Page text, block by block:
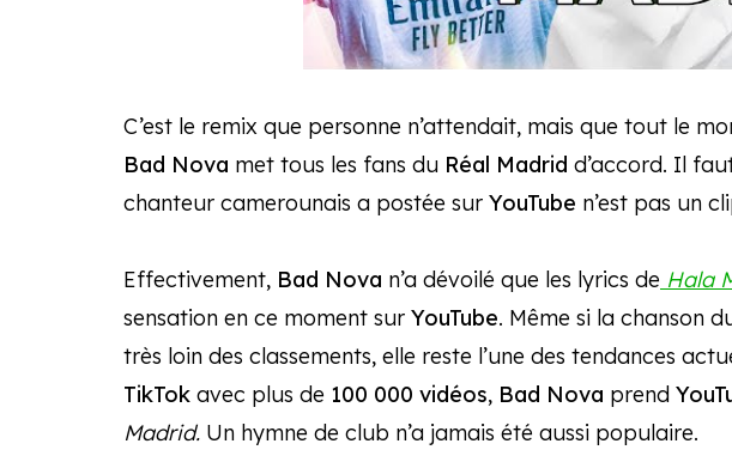
C’est le remix que personne n’attendait, mais que tout le
Bad Nova met tous les fans du Réal Madrid d’accord. Il
chanteur camerounais a postée sur YouTube n’est pas un
Effectivement, Bad Nova n’a dévoilé que les lyrics de Hala
sensation en ce moment sur YouTube. Même si la chanson
très loin des classements, elle reste l’une des tendances
TikTok avec plus de 100 000 vidéos, Bad Nova prend
Madrid. Un hymne de club n’a jamais été aussi populaire.